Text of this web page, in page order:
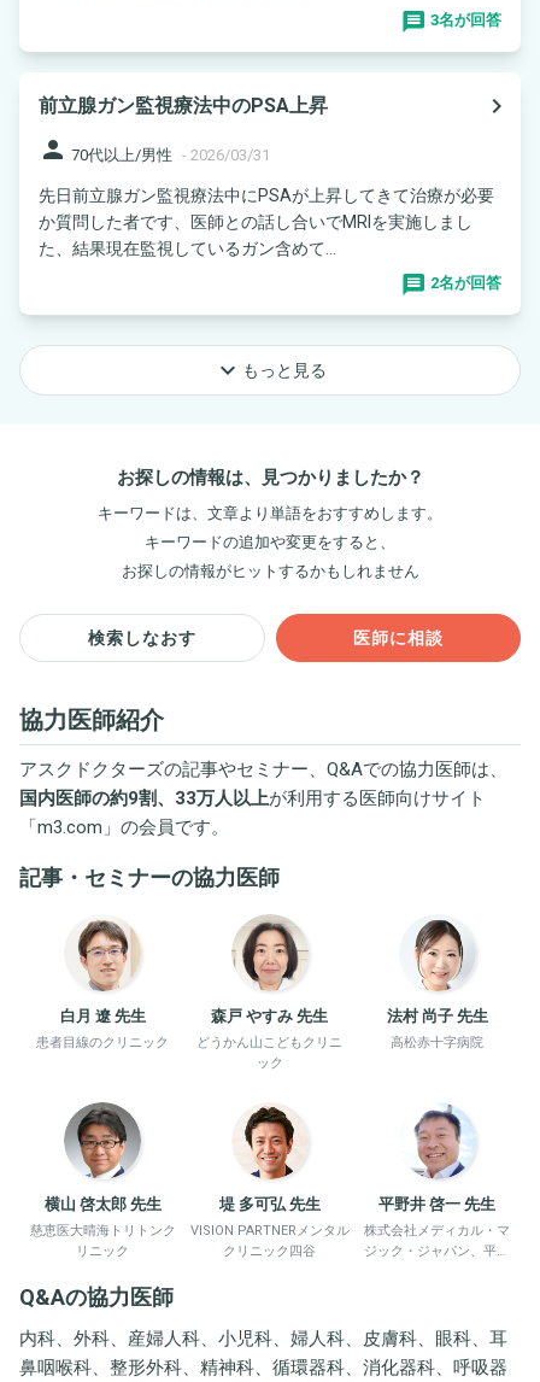
3名が回答
前立腺ガン監視療法中のPSA上昇
navigate_next
person 70代以上/男性 - 2026/03/31
先日前立腺ガン監視療法中にPSAが上昇してきて治療が必要
か質問した者です、医師との話し合いでMRIを実施しまし
た、結果現在監視しているガン含めて...
2名が回答
keyboard_arrow_down もっと見る
お探しの情報は、見つかりましたか？
キーワードは、文章より単語をおすすめします。
キーワードの追加や変更をすると、
お探しの情報がヒットするかもしれません
検索しなおす 医師に相談
協力医師紹介
アスクドクターズの記事やセミナー、Q&Aでの協力医師は、
国内医師の約9割、33万人以上が利用する医師向けサイト
「m3.com 」の会員です。
記事・セミナーの協力医師
白月 遼 先生
患者目線のクリニック
森戸 やすみ 先生
どうかん山こどもクリニ
ック
法村 尚子 先生
高松赤十字病院
横山 啓太郎 先生
慈恵医大晴海トリトンク
リニック
堤 多可弘 先生
VISION PARTNERメンタル
クリニック四谷
平野井 啓一 先生
株式会社メディカル・マ
ジック・ジャパン、平野
Q&Aの協力医師
内科、外科、産婦人科、小児科、婦人科、皮膚科、眼科、耳
鼻咽喉科、整形外科、精神科、循環器科、消化器科、呼吸器